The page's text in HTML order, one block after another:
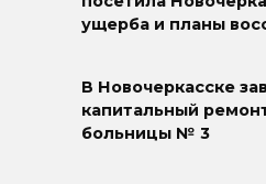
ущерба и планы
В Новочеркасске
капитальный
больницы № 3